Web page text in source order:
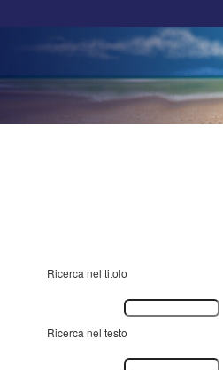
Ricerca nel titolo
Ricerca nel testo